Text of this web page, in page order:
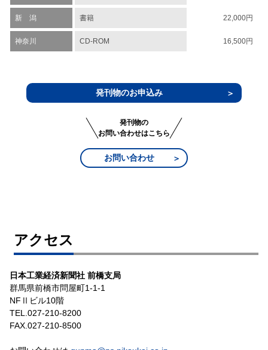
新 潟 書籍 22,000円
神奈川 CD-ROM 16,500円
発刊物のお申込み
発刊物の
お問い合わせはこちら
お問い合わせ
アクセス
日本工業経済新聞社 前橋支局
群馬県前橋市問屋町1-1-1
NFⅡビル10階
TEL.027-210-8200
FAX.027-210-8500